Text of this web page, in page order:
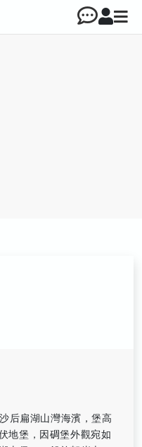
后扁湖山灣海濱，堡高
地堡，因碉堡外觀宛如